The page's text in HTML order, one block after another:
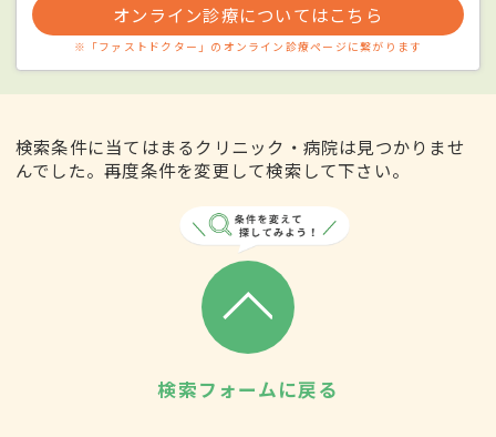
オンライン診療についてはこちら
※「ファストドクター」のオンライン診療ページに繋がります
検索条件に当てはまるクリニック・病院は見つかりませ
んでした。再度条件を変更して検索して下さい。
検索フォームに戻る